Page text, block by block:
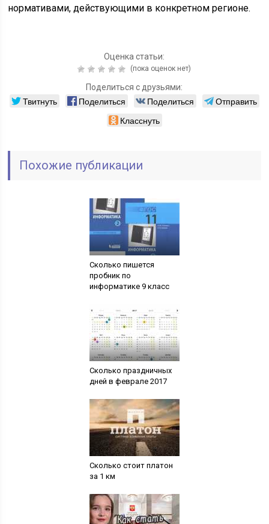
нормативами, действующими в конкретном регионе.
Оценка статьи:
(пока оценок нет)
Поделиться с друзьями:
Твитнуть Поделиться Поделиться
Отправить
Класснуть
Похожие публикации
Сколько пишется
пробник по
информатике 9 класс
Сколько праздничных
дней в феврале 2017
Сколько стоит платон
за 1 км